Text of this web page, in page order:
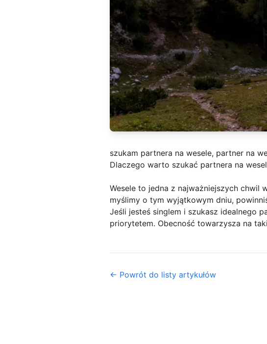
szukam partnera na wesele, partner na
Dlaczego warto szukać partnera na
Wesele to jedna z najważniejszych chwil
myślimy o tym wyjątkowym dniu,
Jeśli jesteś singlem i szukasz idealnego
priorytetem. Obecność towarzysza na
← Powrót do listy artykułów